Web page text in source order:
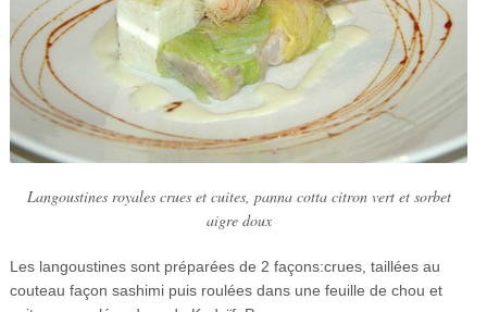
Langoustines royales crues et cuites, panna cotta citron vert et sorbet
aigre doux
Les langoustines sont préparées de 2 façons:crues, taillées au
couteau façon sashimi puis roulées dans une feuille de chou et